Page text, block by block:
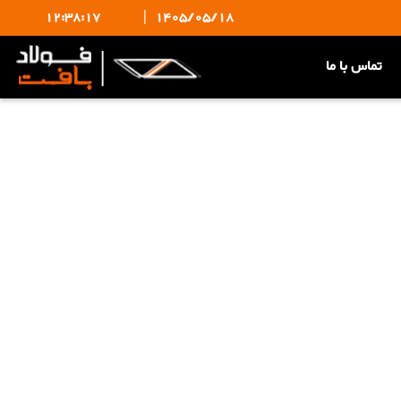
1405/05/18
|
12:38:17
تماس با ما